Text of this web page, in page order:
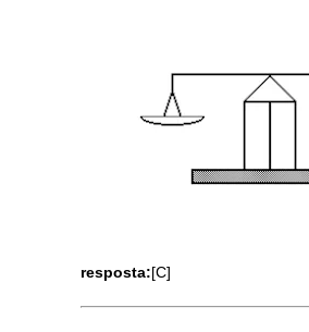
resposta:[C]